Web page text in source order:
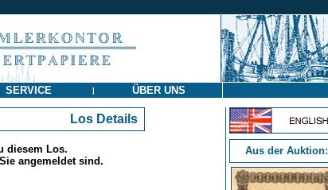
SERVICE | ÜBER UNS
Los Details
diesem Los.
angemeldet sind.
Aus der Auktion: